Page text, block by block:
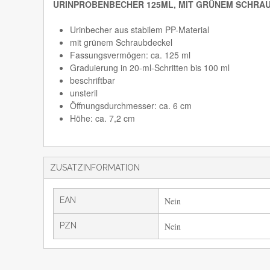
URINPROBENBECHER 125ML, MIT GRÜNEM
Urinbecher aus stabilem PP-Material
mit grünem Schraubdeckel
Fassungsvermögen: ca. 125 ml
Graduierung in 20-ml-Schritten bis 100 ml
beschriftbar
unsteril
Öffnungsdurchmesser: ca. 6 cm
Höhe: ca. 7,2 cm
ZUSATZINFORMATION
EAN Nein
PZN Nein